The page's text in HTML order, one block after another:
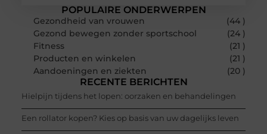
POPULAIRE ONDERWERPEN
Gezondheid van vrouwen
(44 )
Gezond bewegen zonder sportschool
(24 )
Fitness
(21 )
Producten en winkelen
(21 )
Aandoeningen en ziekten
(20 )
RECENTE BERICHTEN
Hielpijn tijdens het lopen: oorzaken en behandelingen
Een rollator kopen? Kies op basis van uw dagelijks leven